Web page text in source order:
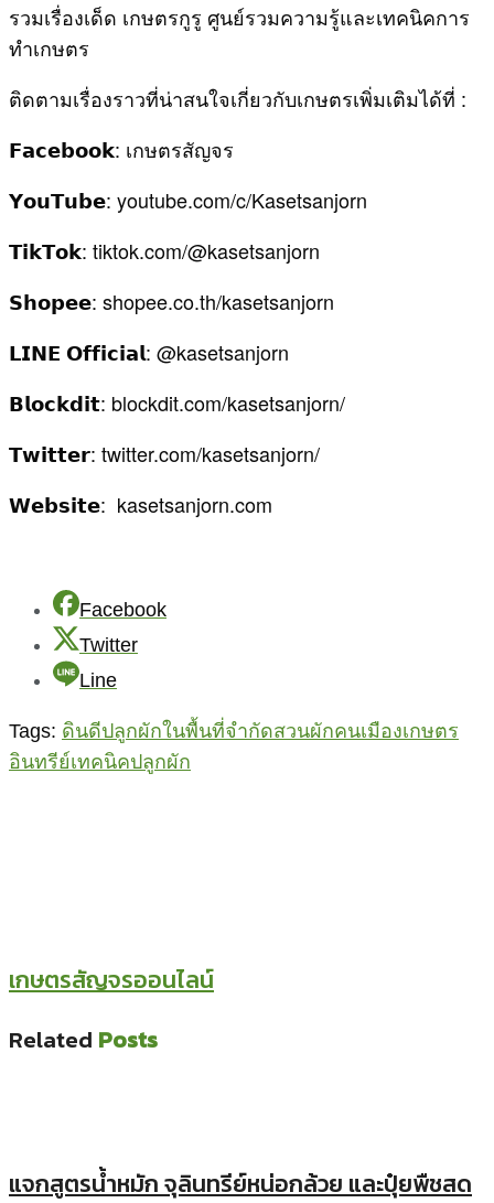
รวมเรื่องเด็ด เกษตรกูรู ศูนย์รวมความรู้และเทคนิคการ
ทำเกษตร
ติดตามเรื่องราวที่น่าสนใจเกี่ยวกับเกษตรเพิ่มเติมได้ที่ :
𝗙𝗮𝗰𝗲𝗯𝗼𝗼𝗸: เกษตรสัญจร
𝗬𝗼𝘂𝗧𝘂𝗯𝗲: youtube.com/c/Kasetsanjorn
𝗧𝗶𝗸𝗧𝗼𝗸: tiktok.com/@kasetsanjorn
𝗦𝗵𝗼𝗽𝗲𝗲: shopee.co.th/kasetsanjorn
𝗟𝗜𝗡𝗘 𝗢𝗳𝗳𝗶𝗰𝗶𝗮𝗹: @kasetsanjorn
𝗕𝗹𝗼𝗰𝗸𝗱𝗶𝘁: blockdit.com/kasetsanjorn/
𝗧𝘄𝗶𝘁𝘁𝗲𝗿: twitter.com/kasetsanjorn/
𝗪𝗲𝗯𝘀𝗶𝘁𝗲: kasetsanjorn.com
Facebook
Twitter
Line
Tags: ดินดีปลูกผักในพื้นที่จำกัดสวนผักคนเมืองเกษตร
อินทรีย์เทคนิคปลูกผัก
เกษตรสัญจรออนไลน์
Related Posts
แจกสูตรน้ำหมัก จุลินทรีย์หน่อกล้วย และปุ๋ยพืชสด